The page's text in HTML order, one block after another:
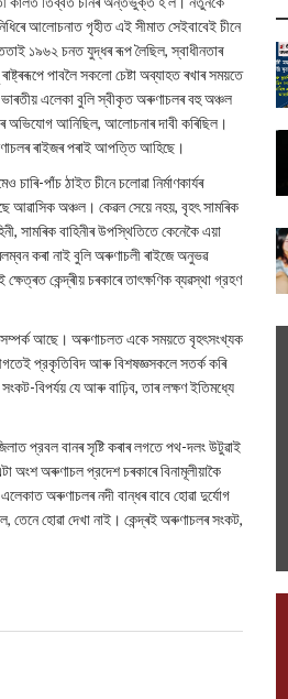
আলোচনাত গৃহীত এই সীমাত সেইবাবেই চীনে
১৯৬২ চনত যুদ্ধৰ ৰূপ লৈছিল, স্বাধীনতাৰ
পাবলৈ সকলো চেষ্টা অব্যাহত ৰখাৰ সময়তে
ভাৰতীয় এলেকা বুলি স্বীকৃত অৰুণাচলৰ বহু অঞ্চল
অভিযোগ আনিছিল, আলোচনাৰ দাবী কৰিছিল।
ৰাইজৰ পৰাই আপত্তি আহিছে।
পাঁচ ঠাইত চীনে চলোৱা নিৰ্মাণকাৰ্যৰ
আৱাসিক অঞ্চল। কেৱল সেয়ে নহয়, বৃহৎ সামৰিক
সামৰিক বাহিনীৰ উপস্থিতিতে কেনেকৈ এয়া
কৰা নাই বুলি অৰুণাচলী ৰাইজে অনুভৱ
কেন্দ্ৰীয় চৰকাৰে তাৎক্ষণিক ব্যৱস্থা গ্রহণ
সম্পৰ্ক আছে। অৰুণাচলত একে সময়তে বৃহৎসংখ্যক
আগতেই প্রকৃতিবিদ আৰু বিশষজ্ঞসকলে সতৰ্ক কৰি
বিপর্যয় যে আৰু বাঢ়িব, তাৰ লক্ষণ ইতিমধ্যে
প্রবল বানৰ সৃষ্টি কৰাৰ লগতে পথ-দলং উটুৱাই
অংশ অৰুণাচল প্রদেশ চৰকাৰে বিনামূলীয়াকৈ
অৰুণাচলৰ নদী বান্ধৰ বাবে হোৱা দুর্যোগ
হোৱা দেখা নাই। কেন্দ্ৰই অৰুণাচলৰ সংকট,